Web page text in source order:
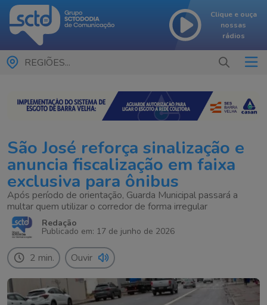
Clique e ouça
nossas
rádios
REGIÕES...
São José reforça sinalização e
anuncia fiscalização em faixa
exclusiva para ônibus
Após período de orientação, Guarda Municipal passará a
multar quem utilizar o corredor de forma irregular
Redação
Publicado em: 17 de junho de 2026
2 min. Ouvir